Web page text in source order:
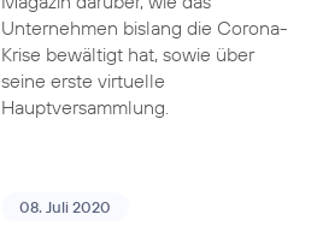
Unternehmen bislang die Corona-
Krise bewältigt hat, sowie über
seine erste virtuelle
Hauptversammlung.
08. Juli 2020